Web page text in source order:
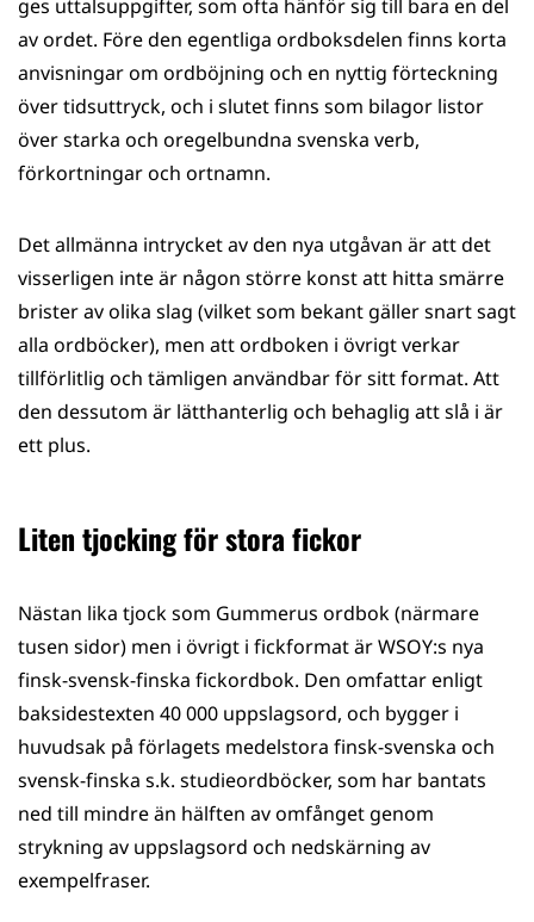
ges uttalsuppgifter, som ofta hänför sig till bara en del
av ordet. Före den egentliga ordboksdelen finns korta
anvisningar om ordböjning och en nyttig förteckning
över tidsuttryck, och i slutet finns som bilagor listor
över starka och oregelbundna svenska verb,
förkortningar och ortnamn.
Det allmänna intrycket av den nya utgåvan är att det
visserligen inte är någon större konst att hitta smärre
brister av olika slag (vilket som bekant gäller snart sagt
alla ordböcker), men att ordboken i övrigt verkar
tillförlitlig och tämligen användbar för sitt format. Att
den dessutom är lätthanterlig och behaglig att slå i är
ett plus.
Liten tjocking för stora fickor
Nästan lika tjock som Gummerus ordbok (närmare
tusen sidor) men i övrigt i fickformat är WSOY:s nya
finsk-svensk-finska fickordbok. Den omfattar enligt
baksidestexten 40 000 uppslagsord, och bygger i
huvudsak på förlagets medelstora finsk-svenska och
svensk-finska s.k. studieordböcker, som har bantats
ned till mindre än hälften av omfånget genom
strykning av uppslagsord och nedskärning av
exempelfraser.